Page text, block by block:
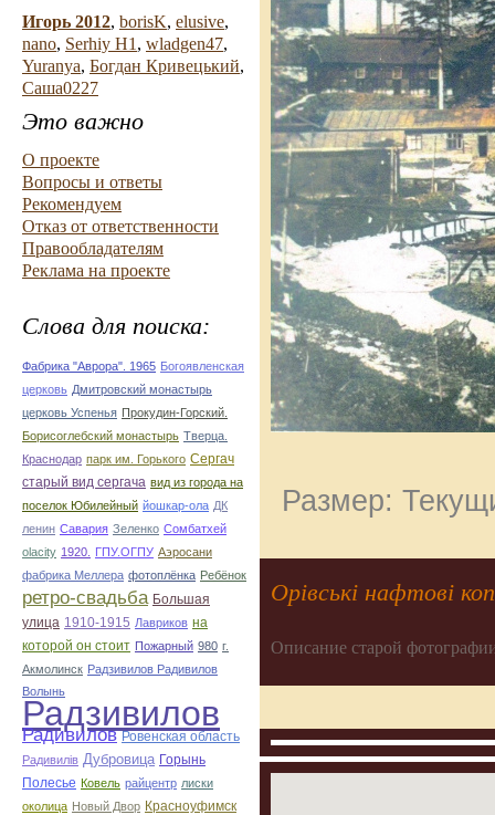
Игорь 2012, borisK, elusive,
nano, Serhiy H1 , wladgen47,
Yuranya, Богдан Кривецький,
Саша0227
Это важно
О проекте
Вопросы и ответы
Рекомендуем
Отказ от ответственности
Правообладателям
Реклама на проекте
Слова для поиска:
Фабрика "Аврора". 1965 Богоявленская
церковь Дмитровский монастырь
церковь Успенья Прокудин-Горский.
Борисоглебский монастырь Тверца.
Краснодар парк им. Горького Сергач
старый вид сергача вид из города на
поселок Юбилейный йошкар-ола ДК
ленин Савария Зеленко Сомбатхей
olacity 1920. ГПУ.ОГПУ Аэросани
фабрика Меллера фотоплёнка Ребёнок
ретро-свадьба Большая
улица 1910-1915 Лавриков на
которой он стоит Пожарный 980 г.
Акмолинск Радзивилов Радивилов
Волынь
Радзивилов
Радивилов Ровенская область
Радивилiв Дубровица Горынь
Полесье Ковель райцентр лиски
околица Новый Двор Красноуфимск
Размер:
Орівські нафтові
Описание старой